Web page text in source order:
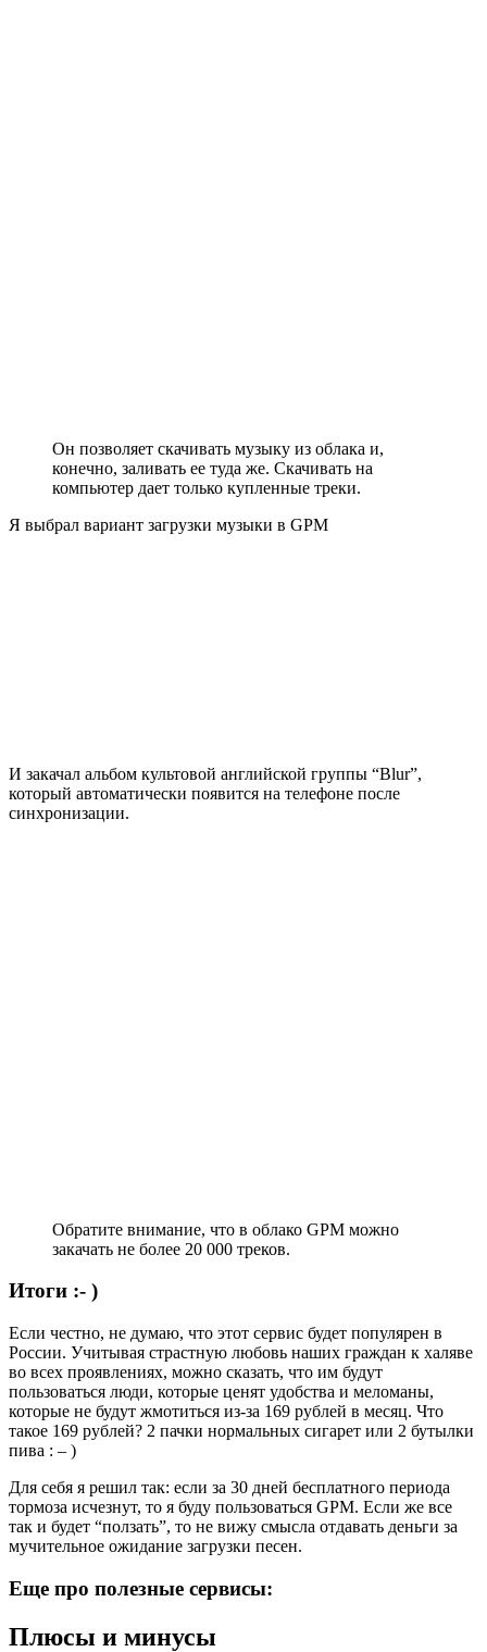
Он позволяет скачивать музыку из облака и,
конечно, заливать ее туда же. Скачивать на
компьютер дает только купленные треки.
Я выбрал вариант загрузки музыки в GPM
И закачал альбом культовой английской группы “Blur”,
который автоматически появится на телефоне после
синхронизации.
Обратите внимание, что в облако GPM можно
закачать не более 20 000 треков.
Итоги :- )
Если честно, не думаю, что этот сервис будет популярен в
России. Учитывая страстную любовь наших граждан к халяве
во всех проявлениях, можно сказать, что им будут
пользоваться люди, которые ценят удобства и меломаны,
которые не будут жмотиться из-за 169 рублей в месяц. Что
такое 169 рублей? 2 пачки нормальных сигарет или 2 бутылки
пива : – )
Для себя я решил так: если за 30 дней бесплатного периода
тормоза исчезнут, то я буду пользоваться GPM. Если же все
так и будет “ползать”, то не вижу смысла отдавать деньги за
мучительное ожидание загрузки песен.
Еще про полезные сервисы:
Плюсы и минусы